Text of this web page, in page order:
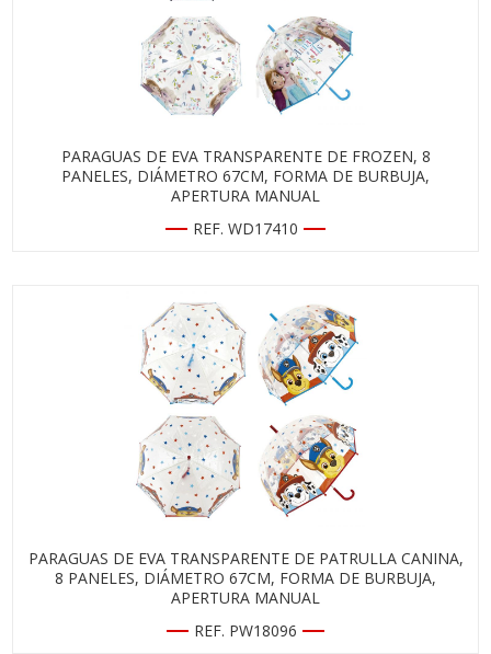
PARAGUAS DE EVA TRANSPARENTE DE FROZEN, 8
PANELES, DIÁMETRO 67CM, FORMA DE BURBUJA,
APERTURA MANUAL
REF. WD17410
PARAGUAS DE EVA TRANSPARENTE DE PATRULLA CANINA,
8 PANELES, DIÁMETRO 67CM, FORMA DE BURBUJA,
APERTURA MANUAL
REF. PW18096